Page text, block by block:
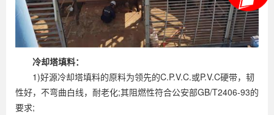
冷却塔填料：
1)好源冷却塔填料的原料为领先的C.P.V.C.或P.V.C硬带，韧
性好，不弯曲白线，耐老化;其阻燃性符合公安部GB/T2406-93的
要求;